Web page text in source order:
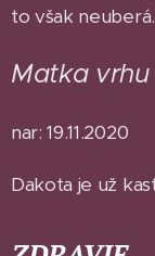
to však neuberá.
Matka vrhu
nar: 19.11.2020
Dakota je už